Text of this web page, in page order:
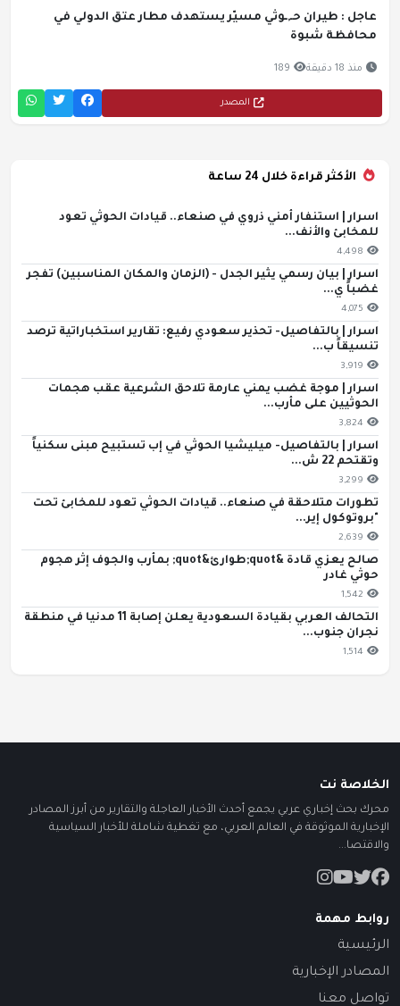
عاجل : طيران حـ,ـوثي مسيّر يستهدف مطار عتق الدولي في
محافظة شبوة
منذ 18 دقيقة 189
المصدر
الأكثر قراءة خلال 24 ساعة
اسرار | استنفار أمني ذروي في صنعاء.. قيادات الحوثي تعود
للمخابئ والأنف...
4,498
اسرار | بيان رسمي يثير الجدل - (الزمان والمكان المناسبين) تفجر
غضباً ي...
4,075
اسرار | بالتفاصيل- تحذير سعودي رفيع: تقارير استخباراتية ترصد
تنسيقاً ب...
3,919
اسرار | موجة غضب يمني عارمة تلاحق الشرعية عقب هجمات
الحوثيين على مأرب...
3,824
اسرار | بالتفاصيل- ميليشيا الحوثي في إب تستبيح مبنى سكنياً
وتقتحم 22 ش...
3,299
تطورات متلاحقة في صنعاء.. قيادات الحوثي تعود للمخابئ تحت
"بروتوكول إير...
2,639
صالح يعزي قادة &quot;طوارئ&quot; بمأرب والجوف إثر هجوم
حوثي غادر
1,542
التحالف العربي بقيادة السعودية يعلن إصابة 11 مدنيا في منطقة
نجران جنوب...
1,514
الخلاصة نت
محرك بحث إخباري عربي يجمع أحدث الأخبار العاجلة والتقارير من أبرز المصادر
الإخبارية الموثوقة في العالم العربي، مع تغطية شاملة للأخبار السياسية
والاقتصا...
روابط مهمة
الرئيسية
المصادر الإخبارية
تواصل معنا